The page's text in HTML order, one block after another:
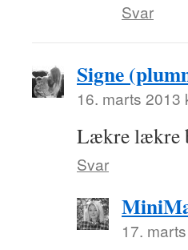
Svar
Signe
16. marts 2013
Lækre lækre
Svar
17.